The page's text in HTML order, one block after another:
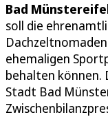
Bad
soll die
ehemaligen
behalten
Stadt Bad